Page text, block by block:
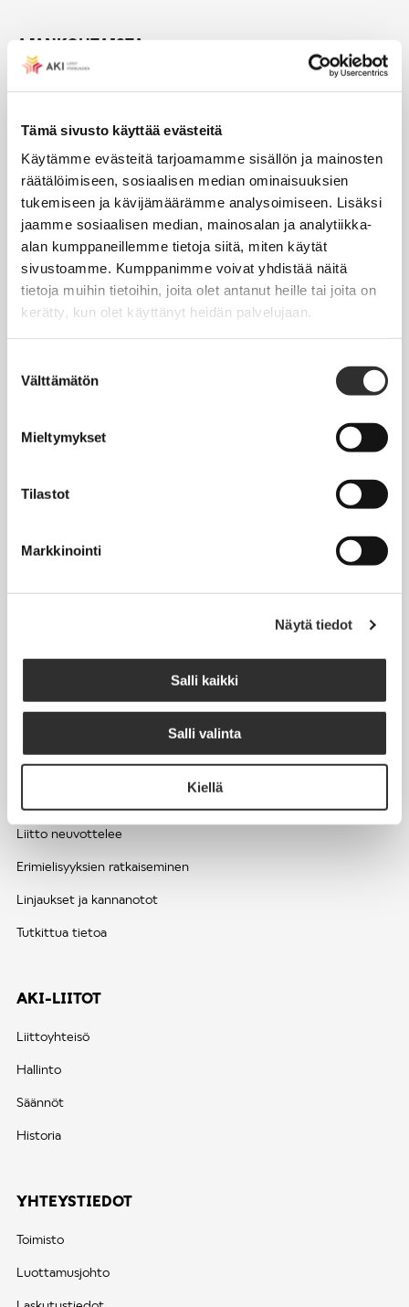
Tämä sivusto käyttää evästeitä
Käytämme evästeitä tarjoamamme sisällön ja mainosten
räätälöimiseen, sosiaalisen median ominaisuuksien
tukemiseen ja kävijämäärämme analysoimiseen. Lisäksi
jaamme sosiaalisen median, mainosalan ja analytiikka-
alan kumppaneillemme tietoja siitä, miten käytät
sivustoamme. Kumppanimme voivat yhdistää näitä
tietoja muihin tietoihin, joita olet antanut heille tai joita on
kerätty, kun olet käyttänyt heidän palvelujaan.
valinta
Välttämätön
Mieltymykset
Tilastot
Markkinointi
Näytä tiedot
Salli kaikki
Salli valinta
Kiellä
AJANKOHTAISTA
Crux-lehti
JOBI
TYÖELÄMÄOPAS
Työnhaku
KirVESTES 2025-2028, KJTES sekä muut työ- ja
Palkkaus
Työttömyys ja lomautukset
Kesätyöntekijän työehdot ja palkkaus seurakuntien hengellisessä
EDUNVALVONTA
Liitto neuvottelee
Erimielisyyksien ratkaiseminen
Linjaukset ja kannanotot
Tutkittua tietoa
AKI-LIITOT
Liittoyhteisö
Hallinto
Säännöt
Historia
YHTEYSTIEDOT
Toimisto
Luottamusjohto